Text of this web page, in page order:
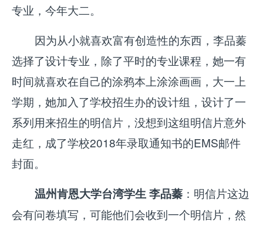
专业，今年大二。
因为从小就喜欢富有创造性的东西，李品蓁
选择了设计专业，除了平时的专业课程，她一有
时间就喜欢在自己的涂鸦本上涂涂画画，大一上
学期，她加入了学校招生办的设计组，设计了一
系列用来招生的明信片，没想到这组明信片意外
走红，成了学校2018年录取通知书的EMS邮件
封面。
温州肯恩大学台湾学生 李品蓁：明信片这边
会有问卷填写，可能他们会收到一个明信片，然